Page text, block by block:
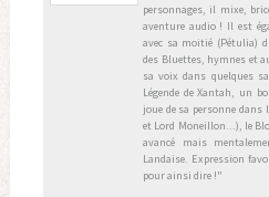
personnages, il mixe,
aventure audio ! Il est
avec sa moitié (Pétulia)
des Bluettes, hymnes et
sa voix dans quelques
Légende de Xantah, un
joue de sa personne dans
et Lord Moneillon...), le
avancé mais
Landaise. Expression
pour ainsi dire !"